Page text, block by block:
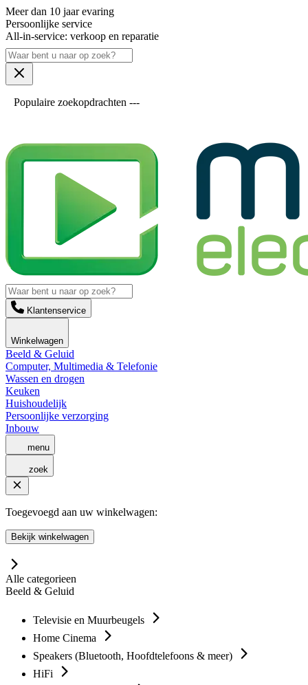
Meer dan 10 jaar evaring
Persoonlijke service
All-in-service: verkoop en reparatie
Populaire zoekopdrachten ---
Klantenservice
Winkelwagen
Beeld & Geluid
Computer, Multimedia & Telefonie
Wassen en drogen
Keuken
Huishoudelijk
Persoonlijke verzorging
Inbouw
menu
zoek
Toegevoegd aan uw winkelwagen:
Bekijk winkelwagen
Alle categorieen
Beeld & Geluid
Televisie en Muurbeugels
Home Cinema
Speakers (Bluetooth, Hoofdtelefoons & meer)
HiFi